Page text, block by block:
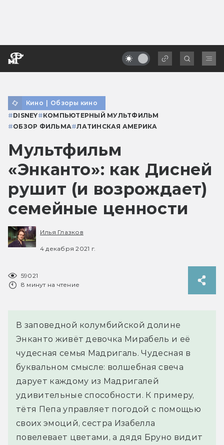
Кино | Обзоры кино
#DISNEY#КОМПЬЮТЕРНЫЙ МУЛЬТФИЛЬМ
#ОБЗОР ФИЛЬМА#ЛАТИНСКАЯ АМЕРИКА
Мультфильм
«Энканто»: как Дисней
рушит (и возрождает)
семейные ценности
Илья Глазков
4 декабря 2021 г.
59021
8 минут на чтение
В заповедной колумбийской долине
Энканто живёт девочка Мирабель и её
чудесная семья Мадригаль. Чудесная в
буквальном смысле: волшебная свеча
дарует каждому из Мадригалей
удивительные способности. К примеру,
тётя Пепа управляет погодой с помощью
своих эмоций, сестра Изабелла
повелевает цветами, а дядя Бруно видит